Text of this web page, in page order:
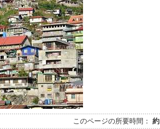
このページの所要時間： 約